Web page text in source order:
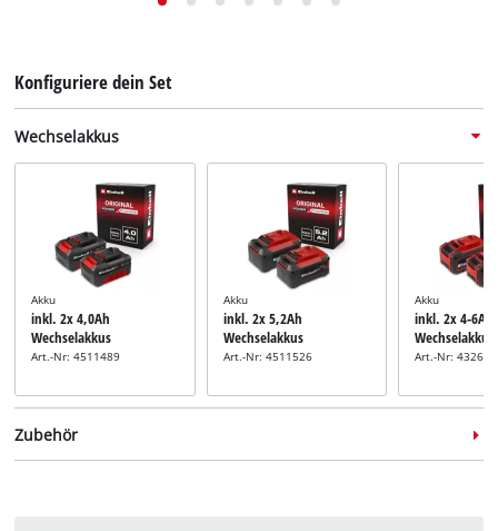
Konfiguriere dein Set
Wechselakkus
Akku
inkl. 2x 4,0Ah
Wechselakkus
Art.-Nr: 4511489
Akku
inkl. 2x 5,2Ah
Wechselakkus
Art.-Nr: 4511526
Akku
inkl. 2x 4-6Ah
Wechselakkus
Art.-Nr:
Zubehör